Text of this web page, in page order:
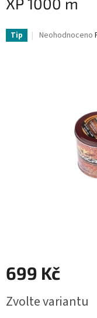
Tip
Průměrné
Neohodnoceno
699 Kč
cena:
Zvolte variantu